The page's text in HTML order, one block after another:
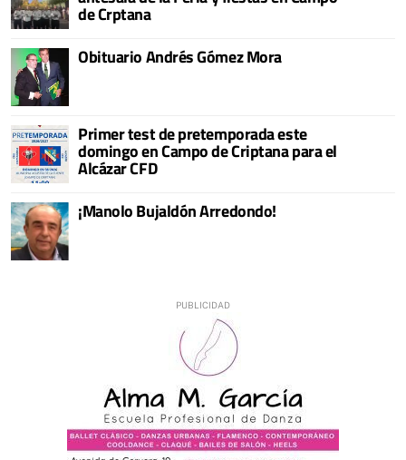
de Crptana
Obituario Andrés Gómez Mora
Primer test de pretemporada este
domingo en Campo de Criptana para el
Alcázar CFD
¡Manolo Bujaldón Arredondo!